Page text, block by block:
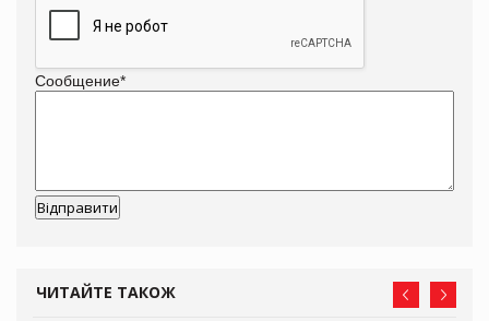
Сообщение*
ЧИТАЙТЕ ТАКОЖ